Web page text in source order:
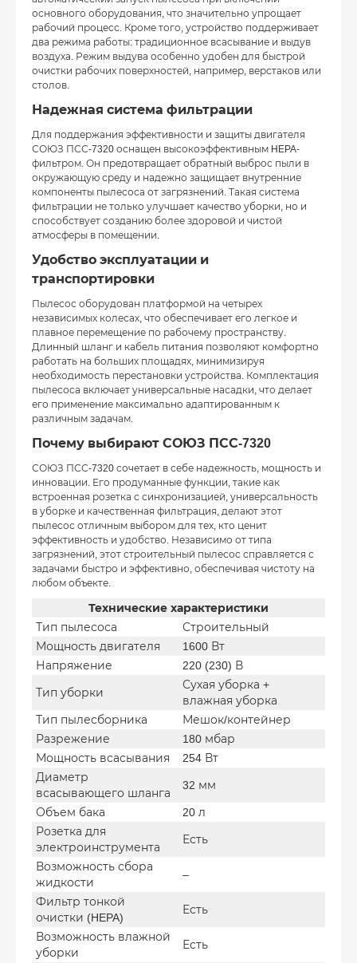
основного оборудования, что значительно упрощает
рабочий процесс. Кроме того, устройство поддерживает
два режима работы: традиционное всасывание и выдув
воздуха. Режим выдува особенно удобен для быстрой
очистки рабочих поверхностей, например, верстаков или
столов.
Надежная система фильтрации
Для поддержания эффективности и защиты двигателя
СОЮЗ ПСС-7320 оснащен высокоэффективным HEPA-
фильтром. Он предотвращает обратный выброс пыли в
окружающую среду и надежно защищает внутренние
компоненты пылесоса от загрязнений. Такая система
фильтрации не только улучшает качество уборки, но и
способствует созданию более здоровой и чистой
атмосферы в помещении.
Удобство эксплуатации и
транспортировки
Пылесос оборудован платформой на четырех
независимых колесах, что обеспечивает его легкое и
плавное перемещение по рабочему пространству.
Длинный шланг и кабель питания позволяют комфортно
работать на больших площадях, минимизируя
необходимость перестановки устройства. Комплектация
пылесоса включает универсальные насадки, что делает
его применение максимально адаптированным к
различным задачам.
Почему выбирают СОЮЗ ПСС-7320
СОЮЗ ПСС-7320 сочетает в себе надежность, мощность и
инновации. Его продуманные функции, такие как
встроенная розетка с синхронизацией, универсальность
в уборке и качественная фильтрация, делают этот
пылесос отличным выбором для тех, кто ценит
эффективность и удобство. Независимо от типа
загрязнений, этот строительный пылесос справляется с
задачами быстро и эффективно, обеспечивая чистоту на
любом объекте.
Технические характеристики
Тип пылесоса
Строительный
Мощность двигателя
1600 Вт
Напряжение
220 (230) В
Тип уборки
Сухая уборка +
влажная уборка
Тип пылесборника
Мешок/контейнер
Разрежение
180 мбар
Мощность всасывания
254 Вт
Диаметр
всасывающего шланга
32 мм
Объем бака
20 л
Розетка для
электроинструмента
Есть
Возможность сбора
жидкости
–
Фильтр тонкой
очистки (HEPA)
Есть
Возможность влажной
уборки
Есть